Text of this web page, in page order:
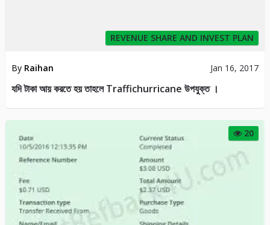
REVENUE SHARE AND INVEST PLAN
By Raihan Jan 16, 2017
যদি টাকা আয় করতে হয় তাহলে Traffichurricane উপযুক্ত ।
20